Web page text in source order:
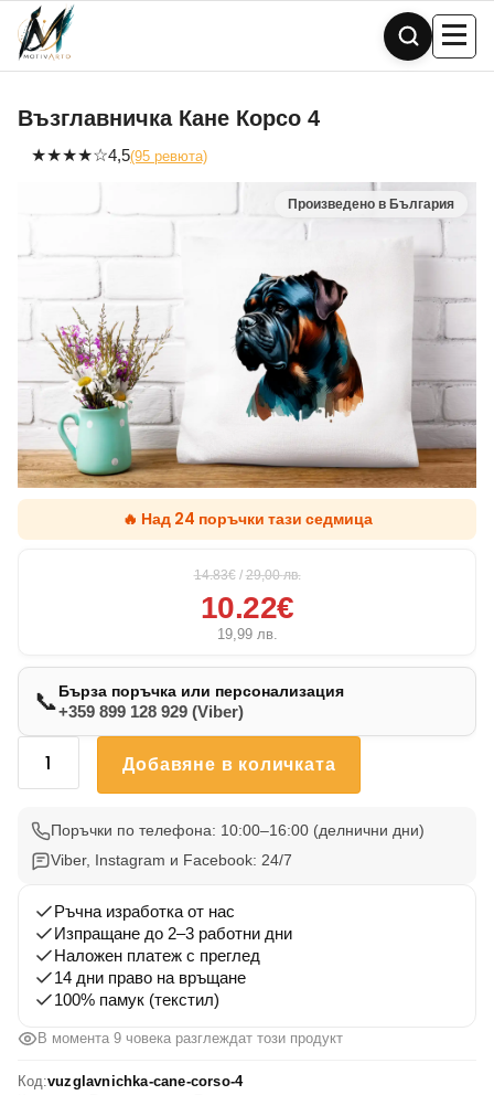
Skip
content
Възглавничка Кане Корсо 4
★★★★☆4,5(95 ревюта)
🔥 Над 24 поръчки тази седмица
14.83€ / 29,00лв.
10.22€
19,99 лв.
📞Бърза поръчка или персонализация
+359 899 128 929 (Viber)
количество
Възглавничка
Кане
Корсо
Добавяне в количката
Поръчки по телефона: 10:00–16:00 (делнични дни)
Viber, Instagram и Facebook: 24/7
Ръчна изработка от нас
Изпращане до 2–3 работни дни
Наложен платеж с преглед
14 дни право на връщане
100% памук (текстил)
В момента 9 човека разглеждат този продукт
Код:vuzglavnichka-cane-corso-4